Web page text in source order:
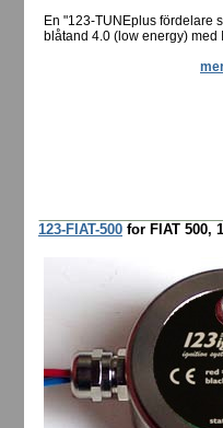
En "123-TUNEplus fördelare
blåtand 4.0 (low energy) med
123-FIAT-500 for FIAT 500,